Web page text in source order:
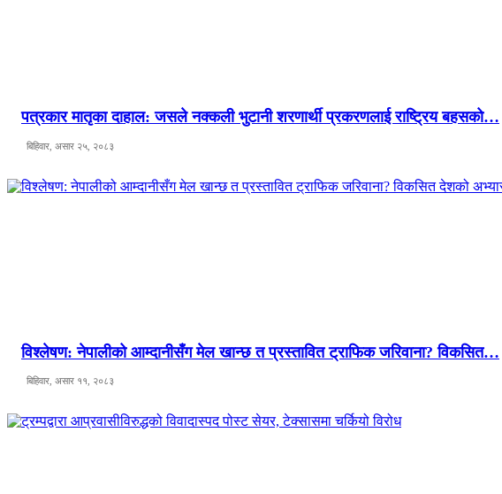
पत्रकार मातृका दाहाल: जसले नक्कली भुटानी शरणार्थी प्रकरणलाई राष्ट्रिय बहसको…
बिहिवार, असार २५, २०८३
विश्लेषण: नेपालीको आम्दानीसँग मेल खान्छ त प्रस्तावित ट्राफिक जरिवाना? विकसित…
बिहिवार, असार ११, २०८३